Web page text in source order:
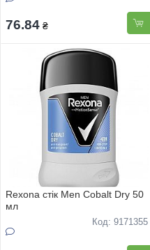
76.84 ₴
Rexona стік Men Cobalt Dry 50
мл
Код: 9171355